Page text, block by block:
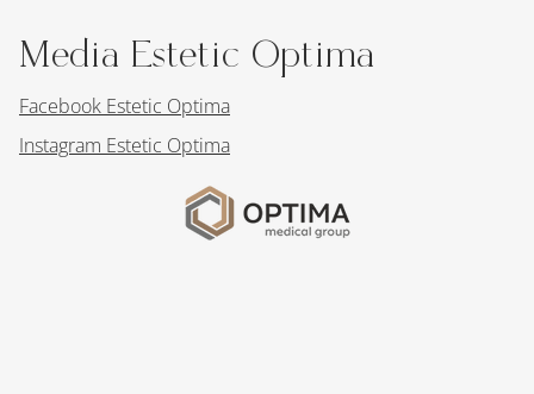
Media Estetic Optima
Facebook Estetic Optima
Instagram Estetic Optima